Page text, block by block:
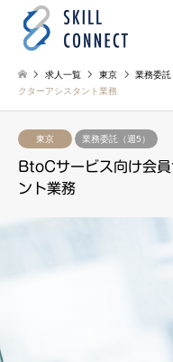
求人一覧 東京 業務委託
クターアシスタント業務
東京 業務委託（週5）
BtoCサービス向け会
ント業務